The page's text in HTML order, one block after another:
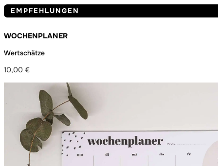
EMPFEHLUNGEN
WOCHENPLANER
Wertschätze
10,00 €